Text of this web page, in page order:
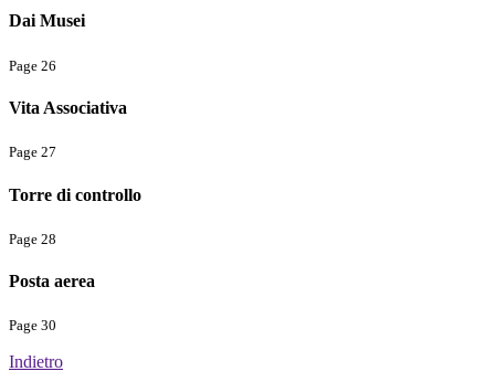
Dai Musei
Page 26
Vita Associativa
Page 27
Torre di controllo
Page 28
Posta aerea
Page 30
Indietro